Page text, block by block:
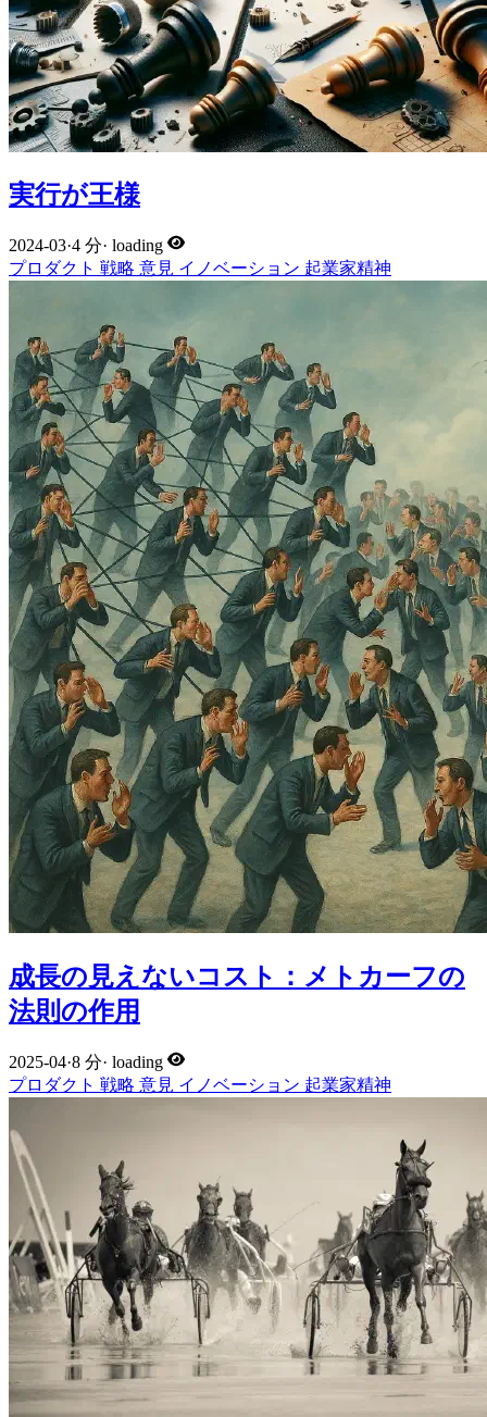
実行が王様
2024-03·4 分· loading
プロダクト 戦略 意見 イノベーション 起業家精神
成長の見えないコスト：メトカーフの
法則の作用
2025-04·8 分· loading
プロダクト 戦略 意見 イノベーション 起業家精神